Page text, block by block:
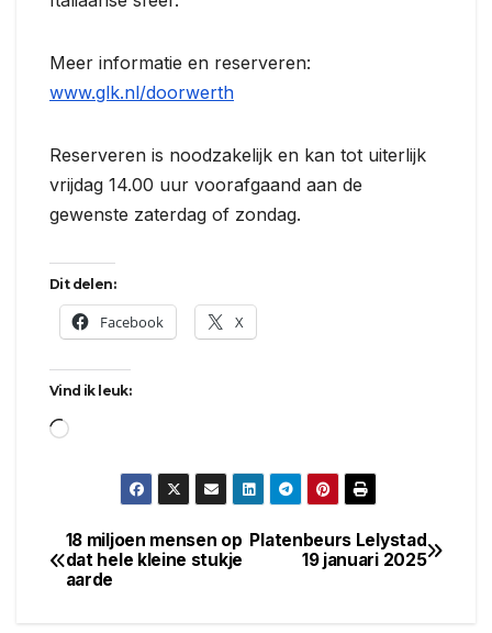
Meer informatie en reserveren:
www.glk.nl/doorwerth
Reserveren is noodzakelijk en kan tot uiterlijk
vrijdag 14.00 uur voorafgaand aan de
gewenste zaterdag of zondag.
Dit delen:
Facebook X
Vind ik leuk:
Aan
Bericht
navigatie
Platenbeurs Lelystad
19 januari 2025
18 miljoen mensen op
dat hele kleine stukje
aarde